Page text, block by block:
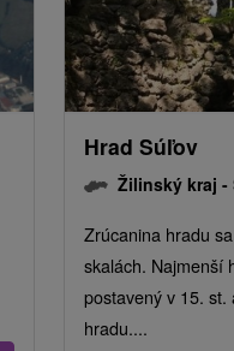
Hrad Súľov
Žilinský kraj -
Zrúcanina hradu
skalách. Najmenší
postavený v 15.
hradu....